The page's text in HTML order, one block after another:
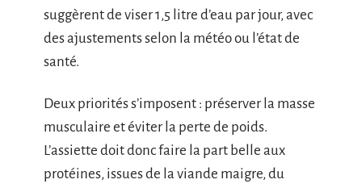
suggèrent de viser 1,5 litre d’eau par jour, avec
des ajustements selon la météo ou l’état de
santé.
Deux priorités s’imposent : préserver la masse
musculaire et éviter la perte de poids.
L’assiette doit donc faire la part belle aux
protéines, issues de la viande maigre, du